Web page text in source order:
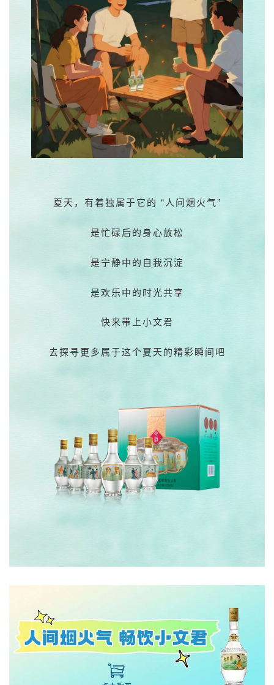
夏天，有着独属于它的 “人间烟火气”
是忙碌后的身心放松
是宁静中的自我沉淀
是欢乐中的时光共享
快来带上小文君
去探寻更多属于这个夏天的精彩瞬间吧